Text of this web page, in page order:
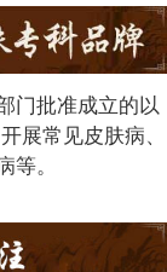
门批准成立的以
展常见皮肤病、
等。